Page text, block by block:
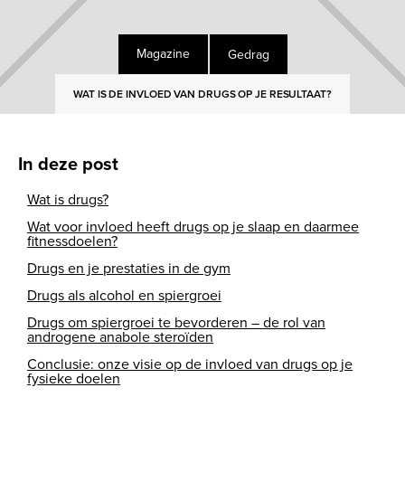
Magazine Gedrag
WAT IS DE INVLOED VAN DRUGS OP JE RESULTAAT?
In deze post
Wat is drugs?
Wat voor invloed heeft drugs op je slaap en daarmee
fitnessdoelen?
Drugs en je prestaties in de gym
Drugs als alcohol en spiergroei
Drugs om spiergroei te bevorderen – de rol van
androgene anabole steroïden
Conclusie: onze visie op de invloed van drugs op je
fysieke doelen